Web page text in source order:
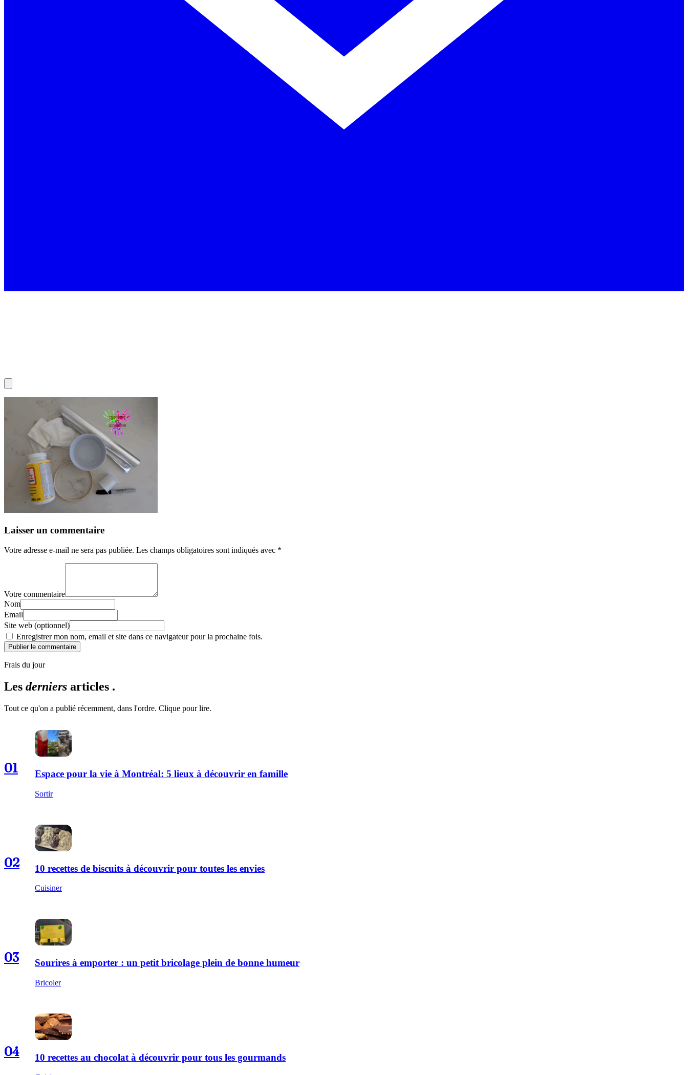
Laisser un commentaire
Votre adresse e-mail ne sera pas publiée. Les champs obligatoires sont indiqués avec *
Votre commentaire
Nom
Email
Site web (optionnel)
Enregistrer mon nom, email et site dans ce navigateur pour la prochaine fois.
Publier le commentaire
Frais du jour
Les derniers articles .
Tout ce qu'on a publié récemment, dans l'ordre. Clique pour lire.
01 Espace pour la vie à Montréal: 5 lieux à découvrir en famille
Sortir
02 10 recettes de biscuits à découvrir pour toutes les envies
Cuisiner
03 Sourires à emporter : un petit bricolage plein de bonne humeur
Bricoler
04 10 recettes au chocolat à découvrir pour tous les gourmands